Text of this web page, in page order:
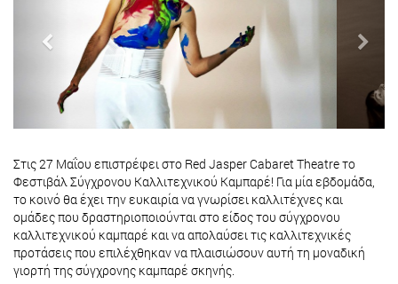
Στις 27 Μαΐου επιστρέφει στο Red Jasper Cabaret Theatre το
Φεστιβάλ Σύγχρονου Καλλιτεχνικού Καμπαρέ! Για μία εβδομάδα,
το κοινό θα έχει την ευκαιρία να γνωρίσει καλλιτέχνες και
ομάδες που δραστηριοποιούνται στο είδος του σύγχρονου
καλλιτεχνικού καμπαρέ και να απολαύσει τις καλλιτεχνικές
προτάσεις που επιλέχθηκαν να πλαισιώσουν αυτή τη μοναδική
γιορτή της σύγχρονης καμπαρέ σκηνής.